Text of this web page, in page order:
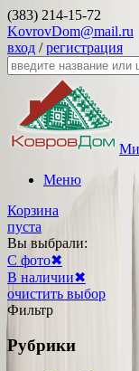
(383) 214-15-72
KovrovDom@mail.ru
вход /регистрация
Меню
Корзина
пуста
Вы выбрали:
С фото✖
В наличии✖
очистить выбор
Фильтр
Рубрики